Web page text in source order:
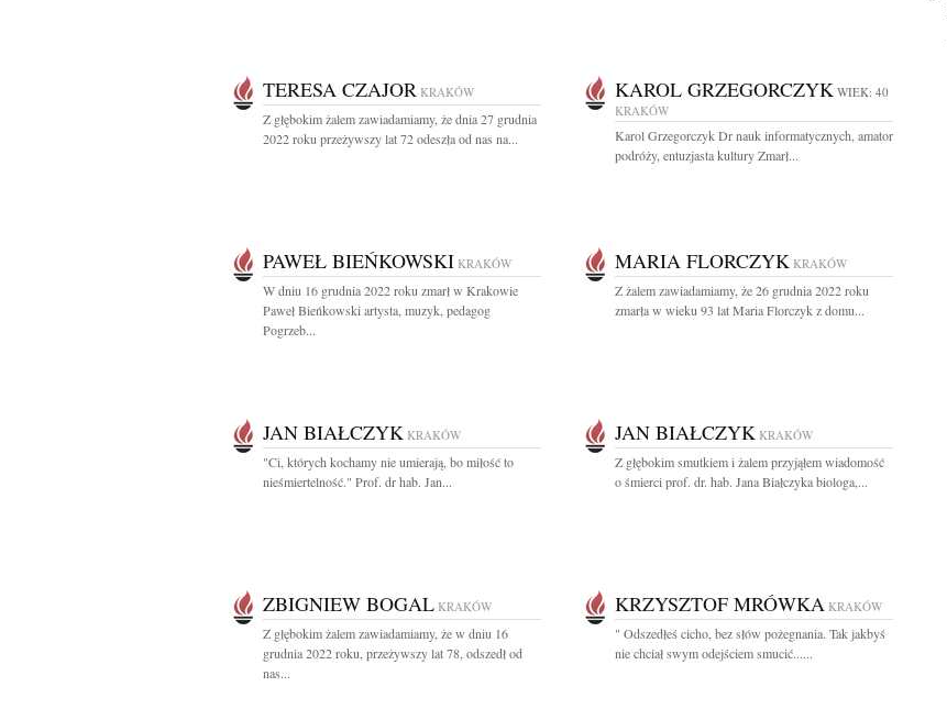
TERESA CZAJOR KRAKÓW
Z głębokim żalem zawiadamiamy, że dnia 27 grudnia
2022 roku przeżywszy lat 72 odeszła od nas na...
KAROL GRZEGORCZYK WIEK: 40
KRAKÓW
Karol Grzegorczyk Dr nauk informatycznych, amator
podróży, entuzjasta kultury Zmarł...
PAWEŁ BIEŃKOWSKI KRAKÓW
W dniu 16 grudnia 2022 roku zmarł w Krakowie
Paweł Bieńkowski artysta, muzyk, pedagog
Pogrzeb...
MARIA FLORCZYK KRAKÓW
Z żalem zawiadamiamy, że 26 grudnia 2022 roku
zmarła w wieku 93 lat Maria Florczyk z domu...
JAN BIAŁCZYK KRAKÓW
"Ci, których kochamy nie umierają, bo miłość to
nieśmiertelność." Prof. dr hab. Jan...
JAN BIAŁCZYK KRAKÓW
Z głębokim smutkiem i żalem przyjąłem wiadomość
o śmierci prof. dr. hab. Jana Białczyka biologa,...
ZBIGNIEW BOGAL KRAKÓW
Z głębokim żalem zawiadamiamy, że w dniu 16
grudnia 2022 roku, przeżywszy lat 78, odszedł od
nas...
KRZYSZTOF MRÓWKA KRAKÓW
" Odszedłeś cicho, bez słów pożegnania. Tak jakbyś
nie chciał swym odejściem smucić......